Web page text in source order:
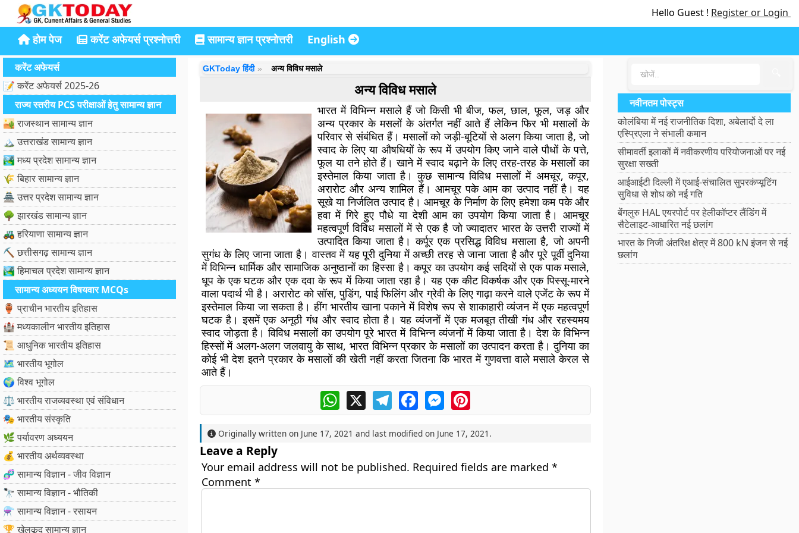
Hello Guest ! Register or Login
होम पेज करेंट अफेयर्स प्रश्नोत्तरी सामान्य ज्ञान प्रश्नोत्तरी English
करेंट अफेयर्स
📝 करेंट अफेयर्स 2025-26
राज्य स्तरीय PCS परीक्षाओं हेतु सामान्य ज्ञान
🏜️ राजस्थान सामान्य ज्ञान
🏔️ उत्तराखंड सामान्य ज्ञान
🏞️ मध्य प्रदेश सामान्य ज्ञान
🌾 बिहार सामान्य ज्ञान
🏯 उत्तर प्रदेश सामान्य ज्ञान
🌳 झारखंड सामान्य ज्ञान
🚜 हरियाणा सामान्य ज्ञान
⛏️ छत्तीसगढ़ सामान्य ज्ञान
🏞️ हिमाचल प्रदेश सामान्य ज्ञान
सामान्य अध्ययन विषयवार MCQs
🏺 प्राचीन भारतीय इतिहास
🏰 मध्यकालीन भारतीय इतिहास
📜 आधुनिक भारतीय इतिहास
🗺️ भारतीय भूगोल
🌍 विश्व भूगोल
⚖️ भारतीय राजव्यवस्था एवं संविधान
🎭 भारतीय संस्कृति
🌿 पर्यावरण अध्ययन
💰 भारतीय अर्थव्यवस्था
🧬 सामान्य विज्ञान - जीव विज्ञान
🔭 सामान्य विज्ञान - भौतिकी
⚗️ सामान्य विज्ञान - रसायन
🏆 खेलकूद सामान्य ज्ञान
GKToday हिंदी अन्य विविध मसाले
अन्य विविध मसाले
भारत में विभिन्न मसाले हैं जो किसी भी बीज, फल, छाल, फूल, जड़ और
अन्य प्रकार के मसलों के अंतर्गत नहीं आते हैं लेकिन फिर भी मसालों के
परिवार से संबंधित हैं। मसालों को जड़ी-बूटियों से अलग किया जाता है, जो
स्वाद के लिए या औषधियों के रूप में उपयोग किए जाने वाले पौधों के पत्ते,
फूल या तने होते हैं। खाने में स्वाद बढ़ाने के लिए तरह-तरह के मसालों का
इस्तेमाल किया जाता है। कुछ सामान्य विविध मसालों में अमचूर, कपूर,
अरारोट और अन्य शामिल हैं। आमचूर पके आम का उत्पाद नहीं है। यह
सूखे या निर्जलित उत्पाद है। आमचूर के निर्माण के लिए हमेशा कम पके और
हवा में गिरे हुए पौधे या देशी आम का उपयोग किया जाता है। आमचूर
महत्वपूर्ण विविध मसालों में से एक है जो ज्यादातर भारत के उत्तरी राज्यों में
उत्पादित किया जाता है। कर्पूर एक प्रसिद्ध विविध मसाला है, जो अपनी
सुगंध के लिए जाना जाता है। वास्तव में यह पूरी दुनिया में अच्छी तरह से जाना जाता है और पूरे पूर्वी दुनिया
में विभिन्न धार्मिक और सामाजिक अनुष्ठानों का हिस्सा है। कपूर का उपयोग कई सदियों से एक पाक मसाले,
धूप के एक घटक और एक दवा के रूप में किया जाता रहा है। यह एक कीट विकर्षक और एक पिस्सू-मारने
वाला पदार्थ भी है। अरारोट को सॉस, पुडिंग, पाई फिलिंग और ग्रेवी के लिए गाढ़ा करने वाले एजेंट के रूप में
इस्तेमाल किया जा सकता है। हींग भारतीय खाना पकाने में विशेष रूप से शाकाहारी व्यंजन में एक महत्वपूर्ण
घटक है। इसमें एक अनूठी गंध और स्वाद होता है। यह व्यंजनों में एक मजबूत तीखी गंध और रहस्यमय
स्वाद जोड़ता है। विविध मसालों का उपयोग पूरे भारत में विभिन्न व्यंजनों में किया जाता है। देश के विभिन्न
हिस्सों में अलग-अलग जलवायु के साथ, भारत विभिन्न प्रकार के मसालों का उत्पादन करता है। दुनिया का
कोई भी देश इतने प्रकार के मसालों की खेती नहीं करता जितना कि भारत में गुणवत्ता वाले मसाले केरल से
आते हैं।
WhatsApp
X TelegramFacebookMessengerPinterest
Originally written on June 17, 2021 and last modified on June 17, 2021 .
Leave a Reply
Your email address will not be published. Required fields are marked *
Comment *
नवीनतम पोस्ट्स
कोलंबिया में नई राजनीतिक दिशा, अबेलार्दो दे ला
एस्प्रिएला ने संभाली कमान
सीमावर्ती इलाकों में नवीकरणीय परियोजनाओं पर नई
सुरक्षा सख्ती
आईआईटी दिल्ली में एआई-संचालित सुपरकंप्यूटिंग
सुविधा से शोध को नई गति
बेंगलुरु HAL एयरपोर्ट पर हेलीकॉप्टर लैंडिंग में
सैटेलाइट-आधारित नई छलांग
भारत के निजी अंतरिक्ष क्षेत्र में 800 kN इंजन से नई
छलांग